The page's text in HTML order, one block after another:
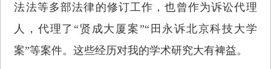
法法等多部法律的修订工作，也曾作为诉讼代理
人，代理了“贤成大厦案”“田永诉北京科技大学
案”等案件。这些经历对我的学术研究大有裨益。